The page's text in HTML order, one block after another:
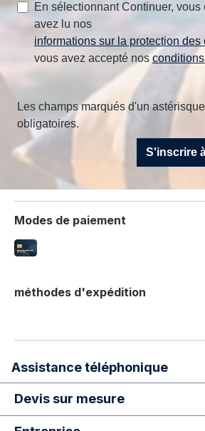
En sélectionnant Continuer,
avez lu nos
informations sur la protection des
vous avez accepté nos
Les champs marqués d'un
obligatoires.
S'inscrire
Modes de paiement
méthodes d'expédition
Assistance téléphonique
Devis sur mesure